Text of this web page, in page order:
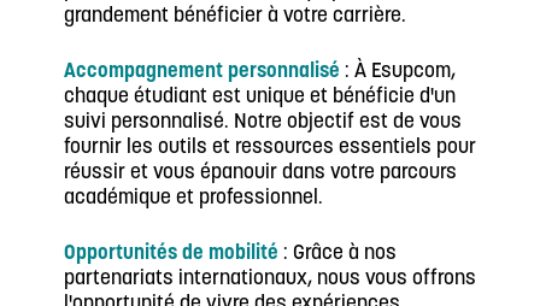
grandement bénéficier à votre carrière.
Accompagnement personnalisé : À Esupcom,
chaque étudiant est unique et bénéficie d'un
suivi personnalisé. Notre objectif est de vous
fournir les outils et ressources essentiels pour
réussir et vous épanouir dans votre parcours
académique et professionnel.
Opportunités de mobilité : Grâce à nos
partenariats internationaux, nous vous offrons